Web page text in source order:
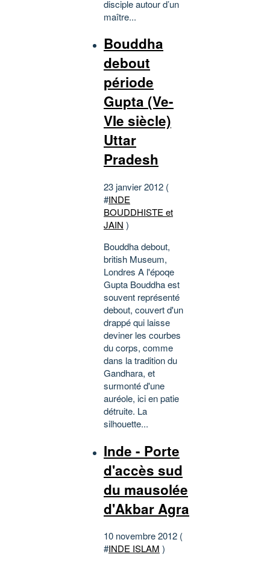
disciple autour d’un
maître...
Bouddha
debout
période
Gupta (Ve-
VIe siècle)
Uttar
Pradesh
23 janvier 2012 (
#INDE
BOUDDHISTE et
JAIN )
Bouddha debout,
british Museum,
Londres A l'époqe
Gupta Bouddha est
souvent représenté
debout, couvert d'un
drappé qui laisse
deviner les courbes
du corps, comme
dans la tradition du
Gandhara, et
surmonté d'une
auréole, ici en patie
détruite. La
silhouette...
Inde - Porte
d'accès sud
du mausolée
d'Akbar Agra
10 novembre 2012 (
#INDE ISLAM )